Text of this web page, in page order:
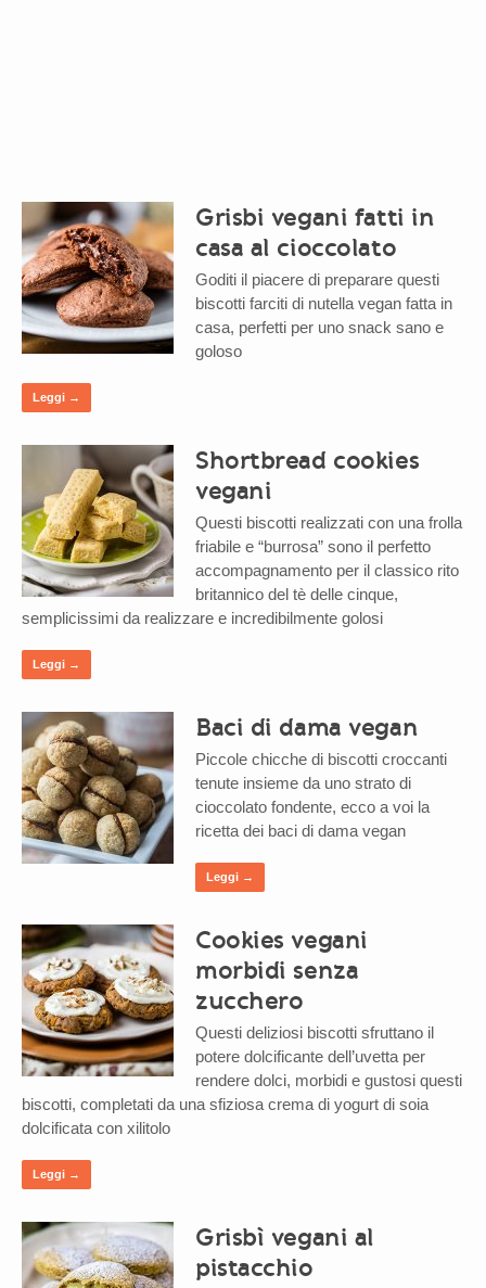
Grisbi vegani fatti in
casa al cioccolato
Goditi il piacere di preparare questi
biscotti farciti di nutella vegan fatta in
casa, perfetti per uno snack sano e
goloso
Leggi →
Shortbread cookies
vegani
Questi biscotti realizzati con una frolla
friabile e “burrosa” sono il perfetto
accompagnamento per il classico rito
britannico del tè delle cinque,
semplicissimi da realizzare e incredibilmente golosi
Leggi →
Baci di dama vegan
Piccole chicche di biscotti croccanti
tenute insieme da uno strato di
cioccolato fondente, ecco a voi la
ricetta dei baci di dama vegan
Leggi →
Cookies vegani
morbidi senza
zucchero
Questi deliziosi biscotti sfruttano il
potere dolcificante dell’uvetta per
rendere dolci, morbidi e gustosi questi
biscotti, completati da una sfiziosa crema di yogurt di soia
dolcificata con xilitolo
Leggi →
Grisbì vegani al
pistacchio